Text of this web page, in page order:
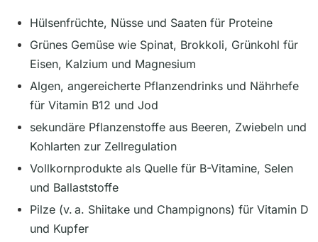
Hülsenfrüchte, Nüsse und Saaten für Proteine
Grünes Gemüse wie Spinat, Brokkoli, Grünkohl für
Eisen, Kalzium und Magnesium
Algen, angereicherte Pflanzendrinks und Nährhefe
für Vitamin B12 und Jod
sekundäre Pflanzenstoffe aus Beeren, Zwiebeln und
Kohlarten zur Zellregulation
Vollkornprodukte als Quelle für B-Vitamine, Selen
und Ballaststoffe
Pilze (v. a. Shiitake und Champignons) für Vitamin D
und Kupfer